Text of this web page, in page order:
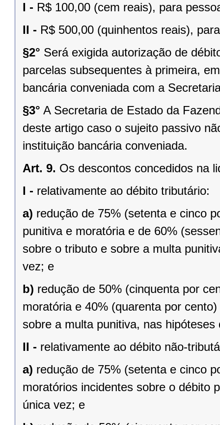
I - R$ 100,00 (cem reais), para
II - R$ 500,00 (quinhentos reais),
§2° Será exigida autorização de
parcelas subsequentes à primeira,
bancária conveniada com a
§3° A Secretaria de Estado da
deste artigo caso o sujeito passivo
instituição bancária conveniada.
Art. 9. Os descontos concedidos na
I - relativamente ao débito tributário:
a) redução de 75% (setenta e cinco
punitiva e moratória e de 60%
sobre o tributo e sobre a multa
vez; e
b) redução de 50% (cinquenta por
moratória e 40% (quarenta por
sobre a multa punitiva, nas hipóteses
II - relativamente ao débito não-
a) redução de 75% (setenta e cinco
moratórios incidentes sobre o débito
única vez; e